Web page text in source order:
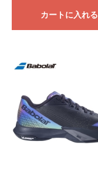
カートに入れる